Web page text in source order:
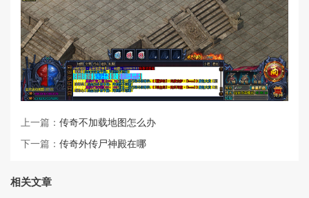
上一篇： 传奇不加载地图怎么办
下一篇： 传奇外传尸神殿在哪
相关文章